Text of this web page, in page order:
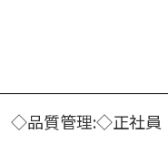
◇品質管理:◇正社員